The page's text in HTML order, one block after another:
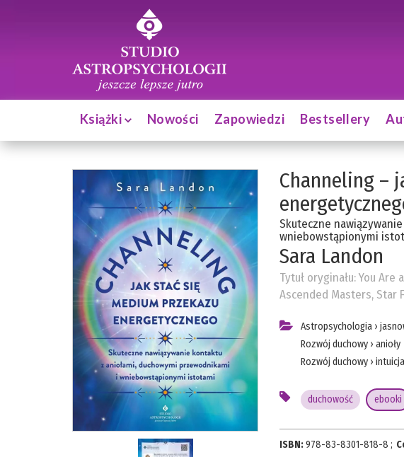
Książki Nowości Zapowiedzi Bestsellery
Channeling –
Skuteczne
wniebowstąpionymi
Sara Landon
Tytuł oryginału:You Are
Ascended Masters, Star
Astropsychologia›
Rozwój duchowy› anioły
Rozwój duchowy› intuicja
duchowość ebooki
ISBN:978-83-8301-818-8 ;